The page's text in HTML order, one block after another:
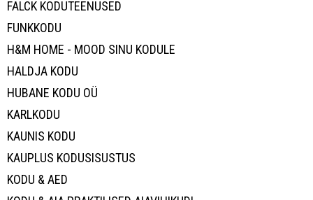
FALCK KODUTEENUSED
FUNKKODU
H&M HOME - MOOD SINU KODULE
HALDJA KODU
HUBANE KODU OÜ
KARLKODU
KAUNIS KODU
KAUPLUS KODUSISUSTUS
KODU & AED